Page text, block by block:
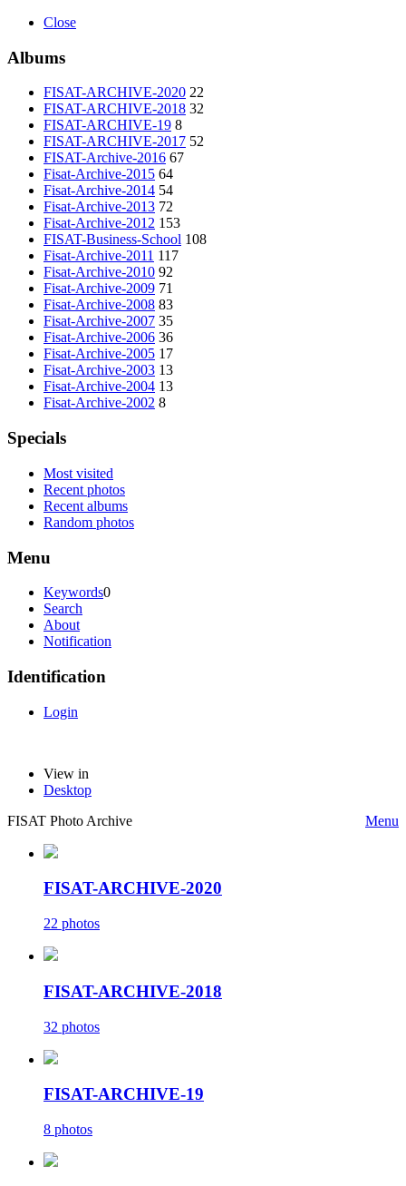
Close
Albums
FISAT-ARCHIVE-2020 22
FISAT-ARCHIVE-2018 32
FISAT-ARCHIVE-19 8
FISAT-ARCHIVE-2017 52
FISAT-Archive-2016 67
Fisat-Archive-2015 64
Fisat-Archive-2014 54
Fisat-Archive-2013 72
Fisat-Archive-2012 153
FISAT-Business-School 108
Fisat-Archive-2011 117
Fisat-Archive-2010 92
Fisat-Archive-2009 71
Fisat-Archive-2008 83
Fisat-Archive-2007 35
Fisat-Archive-2006 36
Fisat-Archive-2005 17
Fisat-Archive-2003 13
Fisat-Archive-2004 13
Fisat-Archive-2002 8
Specials
Most visited
Recent photos
Recent albums
Random photos
Menu
Keywords0
Search
About
Notification
Identification
Login
View in
Desktop
FISAT Photo Archive
Menu
FISAT-ARCHIVE-2020
22 photos
FISAT-ARCHIVE-2018
32 photos
FISAT-ARCHIVE-19
8 photos